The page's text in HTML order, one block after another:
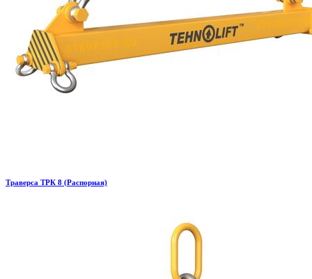
Траверса ТРК 8 (Распорная)